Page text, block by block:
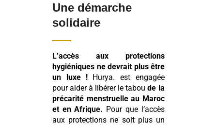
Une démarche
solidaire
L’accès aux protections
hygiéniques ne devrait plus être
un luxe !
pour aider à libérer le tabou de la
précarité menstruelle au Maroc
et en Afrique. Pour que l’accès
aux protections ne soit plus un